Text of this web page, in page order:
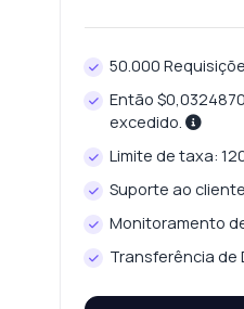
50.000
Então
excedido.
Limite de taxa:
Suporte ao
Monitoramento
Transferência de